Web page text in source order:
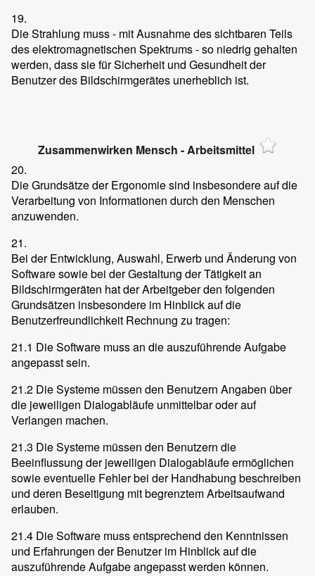
19.
Die Strahlung muss - mit Ausnahme des sichtbaren Teils
des elektromagnetischen Spektrums - so niedrig gehalten
werden, dass sie für Sicherheit und Gesundheit der
Benutzer des Bildschirmgerätes unerheblich ist.
Zusammenwirken Mensch - Arbeitsmittel
20.
Die Grundsätze der Ergonomie sind insbesondere auf die
Verarbeitung von Informationen durch den Menschen
anzuwenden.
21.
Bei der Entwicklung, Auswahl, Erwerb und Änderung von
Software sowie bei der Gestaltung der Tätigkeit an
Bildschirmgeräten hat der Arbeitgeber den folgenden
Grundsätzen insbesondere im Hinblick auf die
Benutzerfreundlichkeit Rechnung zu tragen:
21.1 Die Software muss an die auszuführende Aufgabe
angepasst sein.
21.2 Die Systeme müssen den Benutzern Angaben über
die jeweiligen Dialogabläufe unmittelbar oder auf
Verlangen machen.
21.3 Die Systeme müssen den Benutzern die
Beeinflussung der jeweiligen Dialogabläufe ermöglichen
sowie eventuelle Fehler bei der Handhabung beschreiben
und deren Beseitigung mit begrenztem Arbeitsaufwand
erlauben.
21.4 Die Software muss entsprechend den Kenntnissen
und Erfahrungen der Benutzer im Hinblick auf die
auszuführende Aufgabe angepasst werden können.